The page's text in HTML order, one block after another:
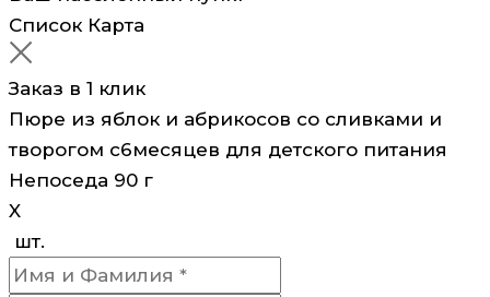
Список Карта
Заказ в 1 клик
Пюре из яблок и абрикосов со сливками и
творогом с6месяцев для детского питания
Непоседа 90 г
X
шт.